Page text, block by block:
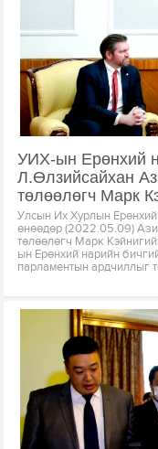
УИХ-ын Ерөнхий
Л.Өлзийсайхан
төлөөлөгч Марк
Улсын Их Хурлын
өнөөдөр (2022.05.09)
төлөөлөгч Марк
ын Ерөнхий нарийн
парламентын ардчиллыг